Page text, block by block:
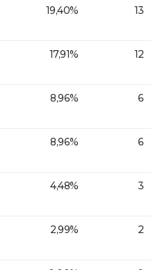
19,40% 13
17,91% 12
8,96% 6
8,96% 6
4,48% 3
2,99% 2